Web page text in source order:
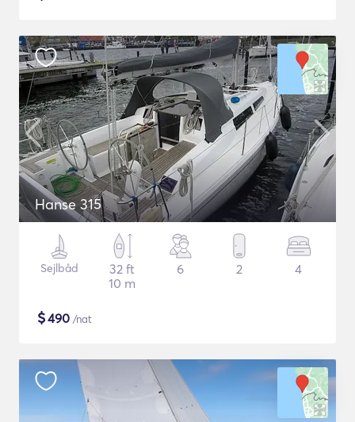
Hanse 315
Sejlbåd
32 ft
10 m
6 2 4
$490 /nat